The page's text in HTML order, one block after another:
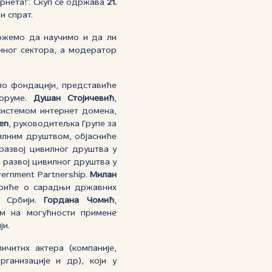
Скуп се одржава 21.
спрат.
да научимо и да ли
сектора, а модератор
фондацији, представиће
Душан Стојичевић,
интернет домена,
, руководитељка Групе за
друштвом, објасниће
цивилног друштва у
цивилног друштва у
Partnership. Милан
о сарадњи државних
Србији.
Гордана Чомић,
на могућности примене
актера (компаније,
и др), који у